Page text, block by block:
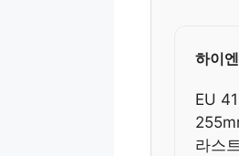
하이
EU
라스